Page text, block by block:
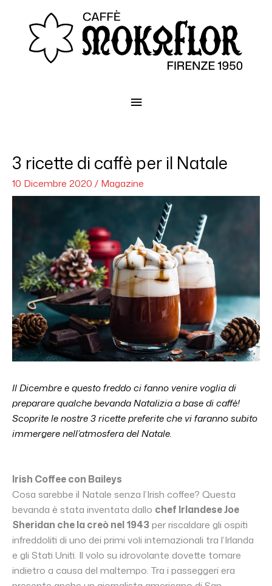
principale
3 ricette di caffè per il Natale
10 Dicembre 2020 / Magazine
Il Dicembre e questo freddo ci fanno venire voglia di
preparare qualche bevanda Natalizia a base di caffè!
Scoprite le nostre 3 ricette preferite che vi faranno subito
immergere nell’atmosfera del Natale.
Irish Coffee con Baileys
Cosa sarebbe il Natale senza l’Irish coffee? Questa
bevanda è stata inventata dallo chef Irlandese Joe
Sheridan che la creò nel 1943per riscaldare gli ospiti
infreddoliti di uno dei primi voli internazionali tra l’Irlanda
e gli Stati Uniti. Il volo su idrovolante dovette tornare
indietro a causa del maltempo. Tra i passeggeri era